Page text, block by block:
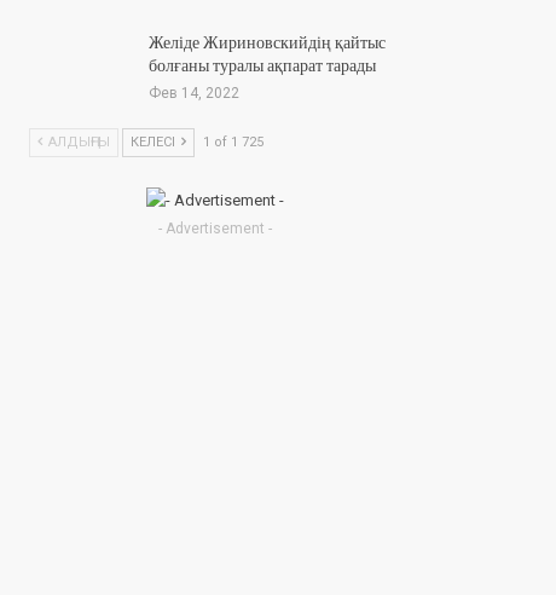
Желіде Жириновскийдің қайтыс
болғаны туралы ақпарат тарады
Фев 14, 2022
АЛДЫҢҒЫ КЕЛЕСІ 1 of 1 725
- Advertisement -